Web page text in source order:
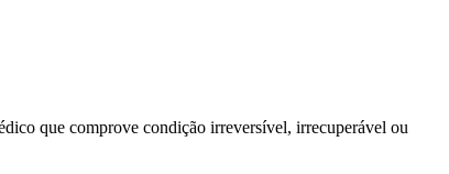
que comprove condição irreversível, irrecuperável ou